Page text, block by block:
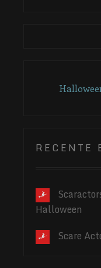
RECENTE
Halloween
Scare